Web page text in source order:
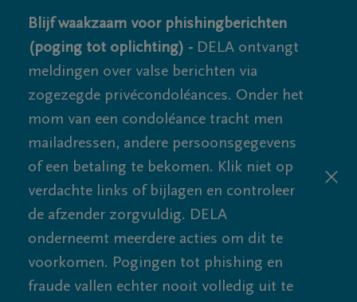
Blijf waakzaam voor phishingberichten
(poging tot oplichting) - DELA ontvangt
meldingen over valse berichten via
zogezegde privécondoléances. Onder het
mom van een condoléance tracht men
mailadressen, andere persoonsgegevens
of een betaling te bekomen. Klik niet op
verdachte links of bijlagen en controleer
de afzender zorgvuldig. DELA
onderneemt meerdere acties om dit te
voorkomen. Pogingen tot phishing en
fraude vallen echter nooit volledig uit te